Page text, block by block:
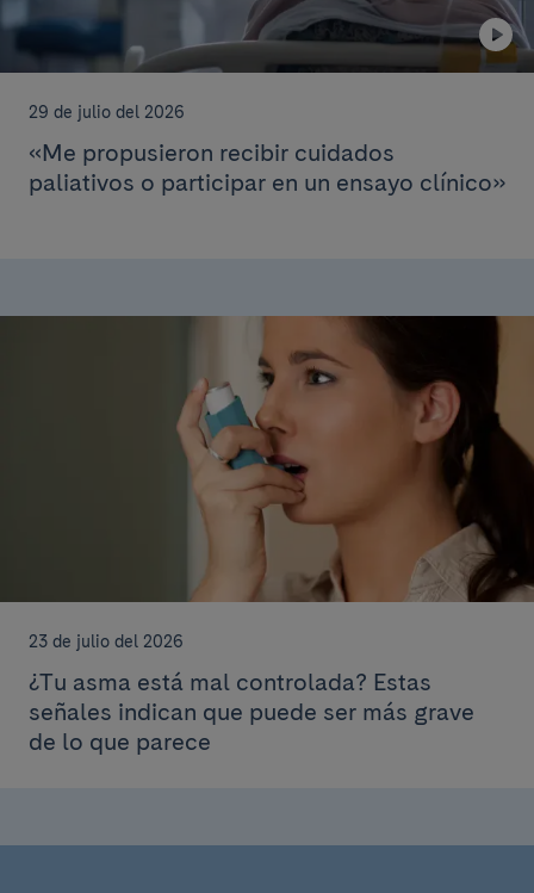
29 de julio del 2026
«Me propusieron recibir cuidados
paliativos o participar en un ensayo clínico»
23 de julio del 2026
¿Tu asma está mal controlada? Estas
señales indican que puede ser más grave
de lo que parece